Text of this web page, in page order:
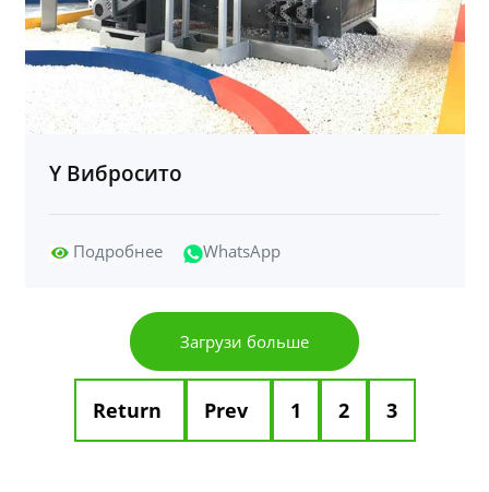
Y Вибросито
Подробнее WhatsApp
Загрузи больше
Return Prev 1 2 3